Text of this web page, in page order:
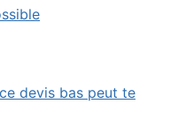
devis bas peut te